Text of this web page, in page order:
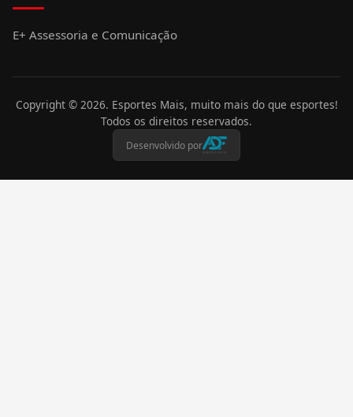
E+ Assessoria e Comunicação
Copyright © 2026. Esportes Mais, muito mais do que esportes!
Todos os direitos reservados.
Desenvolvido por